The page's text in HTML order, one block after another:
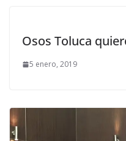
Osos Toluca
5 enero, 2019